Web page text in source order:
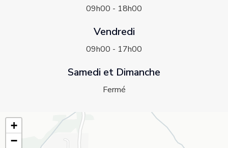
09h00 - 18h00
Vendredi
09h00 - 17h00
Samedi et Dimanche
Fermé
+
−